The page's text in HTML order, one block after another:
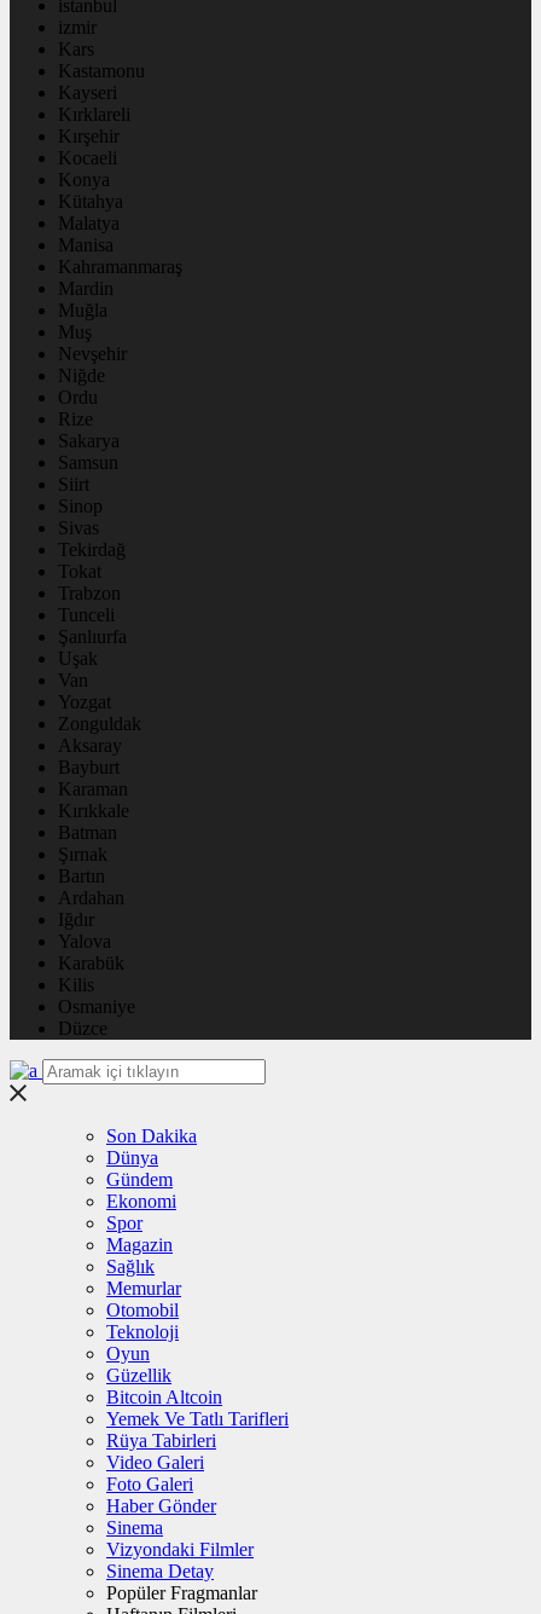
istanbul
izmir
Kars
Kastamonu
Kayseri
Kırklareli
Kırşehir
Kocaeli
Konya
Kütahya
Malatya
Manisa
Kahramanmaraş
Mardin
Muğla
Muş
Nevşehir
Niğde
Ordu
Rize
Sakarya
Samsun
Siirt
Sinop
Sivas
Tekirdağ
Tokat
Trabzon
Tunceli
Şanlıurfa
Uşak
Van
Yozgat
Zonguldak
Aksaray
Bayburt
Karaman
Kırıkkale
Batman
Şırnak
Bartın
Ardahan
Iğdır
Yalova
Karabük
Kilis
Osmaniye
Düzce
Son Dakika
Dünya
Gündem
Ekonomi
Spor
Magazin
Sağlık
Memurlar
Otomobil
Teknoloji
Oyun
Güzellik
Bitcoin Altcoin
Yemek Ve Tatlı Tarifleri
Rüya Tabirleri
Video Galeri
Foto Galeri
Haber Gönder
Sinema
Vizyondaki Filmler
Sinema Detay
Popüler Fragmanlar